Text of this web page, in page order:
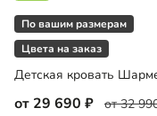
По вашим размерам
Цвета на заказ
от 29 690 от 32